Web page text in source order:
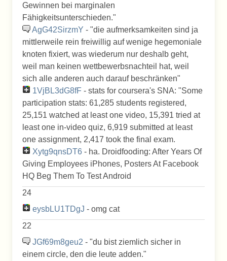
Gewinnen bei marginalen
Fähigkeitsunterschieden."
AgG42SirzmY - "die aufmerksamkeiten sind ja
mittlerweile rein freiwillig auf wenige hegemoniale
knoten fixiert, was wiederum nur deshalb geht,
weil man keinen wettbewerbsnachteil hat, weil
sich alle anderen auch darauf beschränken"
1VjBL3dG8fF - stats for coursera's SNA: "Some
participation stats: 61,285 students registered,
25,151 watched at least one video, 15,391 tried at
least one in-video quiz, 6,919 submitted at least
one assignment, 2,417 took the final exam.
Xytg9qnsDT6 - ha. Droidfooding: After Years Of
Giving Employees iPhones, Posters At Facebook
HQ Beg Them To Test Android
24
eysbLU1TDgJ - omg cat
22
JGf69m8geu2 - "du bist ziemlich sicher in
einem circle, den die leute adden. "